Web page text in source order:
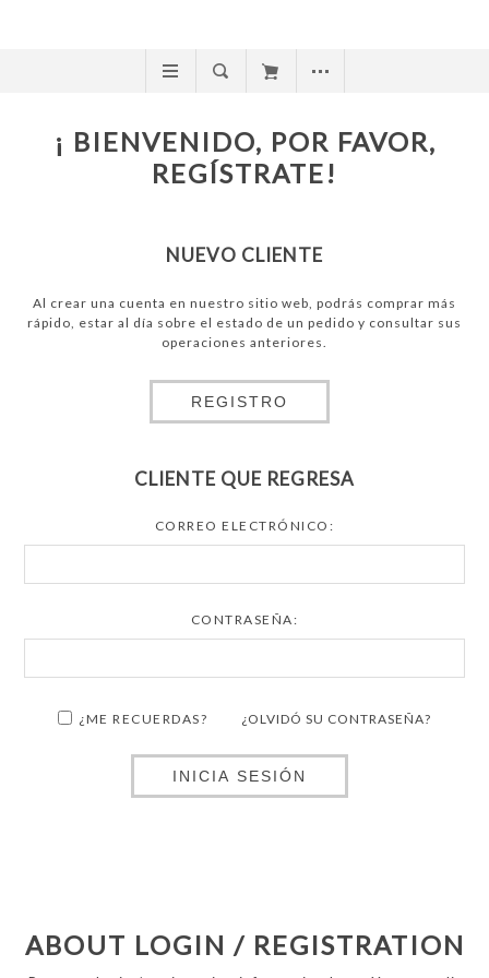
¡ BIENVENIDO, POR FAVOR,
REGÍSTRATE!
NUEVO CLIENTE
Al crear una cuenta en nuestro sitio web, podrás comprar más
rápido, estar al día sobre el estado de un pedido y consultar sus
operaciones anteriores.
REGISTRO
CLIENTE QUE REGRESA
CORREO ELECTRÓNICO:
CONTRASEÑA:
¿ME RECUERDAS? ¿OLVIDÓ SU CONTRASEÑA?
INICIA SESIÓN
ABOUT LOGIN / REGISTRATION